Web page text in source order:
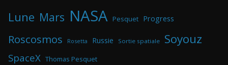
Lune Mars NASA Pesquet Progress
Roscosmos Rosetta Russie Sortie spatiale Soyouz
SpaceX Thomas Pesquet